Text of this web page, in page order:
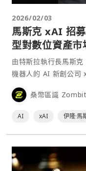
2026/02/03
馬斯克 xAI 招
型對數位資產市
由特斯拉執行長馬斯
機器人的 AI 新創公司
缺，目的是加強其 AI
xAI 與 SpaceX 合併為
桑幣區識 Zombit
AI xAI 伊隆·馬